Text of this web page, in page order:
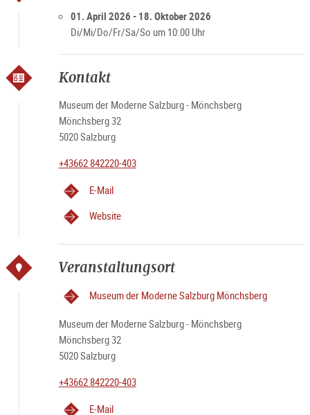
01. April 2026 - 18. Oktober 2026
Di/Mi/Do/Fr/Sa/So um 10:00 Uhr
Kontakt
Museum der Moderne Salzburg - Mönchsberg
Mönchsberg 32
5020 Salzburg
+43662 842220-403
E-Mail
Website
Veranstaltungsort
Museum der Moderne Salzburg Mönchsberg
Museum der Moderne Salzburg - Mönchsberg
Mönchsberg 32
5020 Salzburg
+43662 842220-403
E-Mail